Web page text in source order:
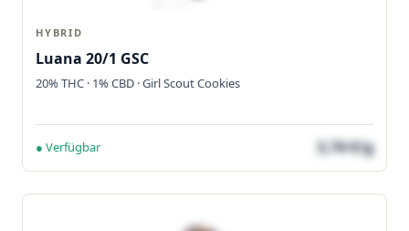
HYBRID
Luana 20/1 GSC
20% THC · 1% CBD · Girl Scout Cookies
● Verfügbar 3,74 €/g